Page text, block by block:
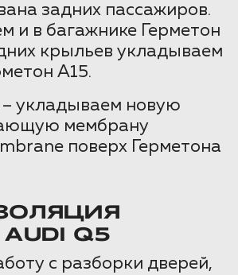
задних пассажиров.
и в багажнике Герметон
крыльев укладываем
А15.
– укладываем новую
мембрану
поверх Герметона
Q5
с разборки дверей,